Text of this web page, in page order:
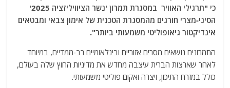
כי "תרגילי האוויר במסגרת תמרון 'נשר הציוויליזציה 2025'
הסיני-מצרי חורגים מהמסגרת הטכנית של אימון צבאי ומבטאים
אינדיקטור גיאופוליטי משמעותי ביותר".
התמרונים נושאים מסרים אזוריים ובינלאומיים רב-ממדיים, במיוחד
לאחר שארצות הברית עיצבה מחדש את מדיניות החוץ שלה בעולם,
כולל במזרח התיכון, ויצרה ואקום פוליטי משמעותי.